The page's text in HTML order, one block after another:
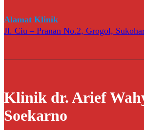
Alamat Klinik
Jl. Ciu – Pranan No.2, Grogol,
Klinik dr. Arief
Soekarno